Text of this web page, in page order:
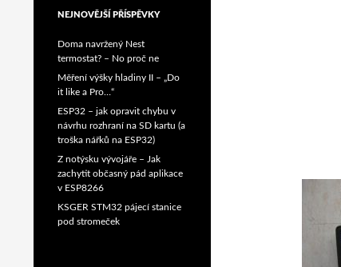
NEJNOVĚJŠÍ PŘÍSPĚVKY
Doma navržený Nest
termostat? – No proč ne
Měření výšky hladiny II – „Do
it like a Pro…“
ESP32 – jak opravit chybu v
návrhu rozhraní na SD kartu (a
troška nářků na ESP32)
Z notýsku vývojáře – Jak
zachytit občasný pád aplikace
v ESP8266
KSGER STM32 pájecí stanice
pod stromeček